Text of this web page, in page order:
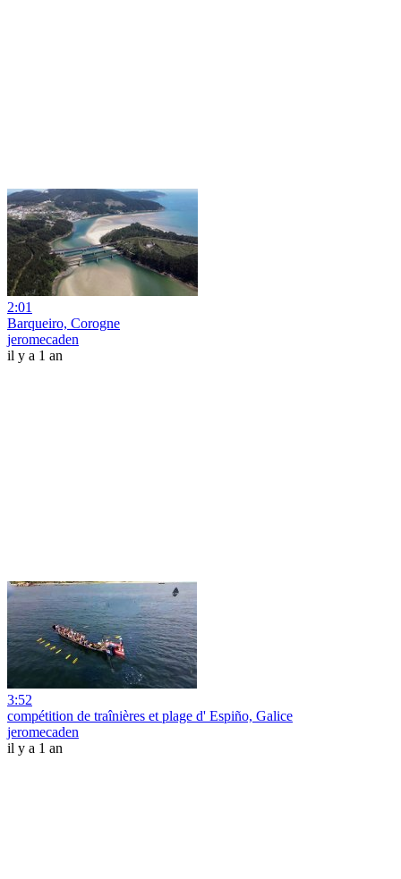
2:01
Barqueiro, Corogne
jeromecaden
il y a 1 an
3:52
compétition de traînières et plage d' Espiño, Galice
jeromecaden
il y a 1 an